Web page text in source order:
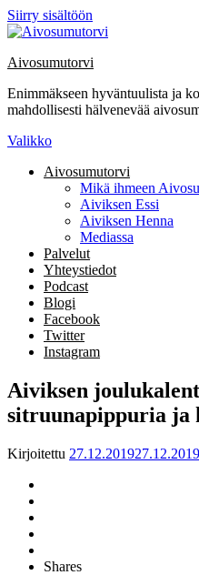
Siirry sisältöön
Aivosumutorvi
Enimmäkseen hyväntuulista ja
mahdollisesti hälvenevää
Valikko
Aivosumutorvi
Mikä ihmeen
Aiviksen Essi
Aiviksen Henna
Mediassa
Palvelut
Yhteystiedot
Podcast
Blogi
Facebook
Twitter
Instagram
Aiviksen
sitruunapippuria ja
Kirjoitettu 27.12.201927.12.2019
Shares